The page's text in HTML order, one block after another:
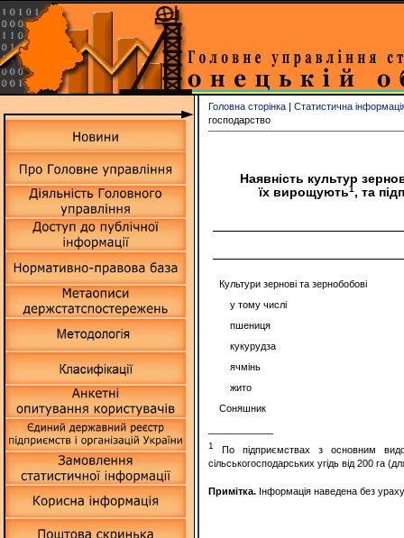
Головна сторінка | Статистична
господарство
Наявність культур
їх вирощують1 , та
Культури зернові та зернобобові
у тому числі
пшениця
кукурудза
ячмінь
жито
Соняшник
1По підприємствах з основним
сільськогосподарських угідь від 200
Примітка. Інформація наведена без